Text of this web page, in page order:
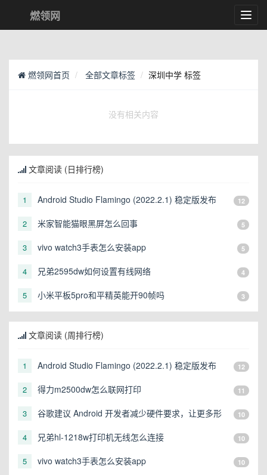
燃领网
燃领网首页 全部文章标签 深圳中学 标签
没有相关内容
文章阅读 (日排行榜)
1 Android Studio Flamingo (2022.2.1) 稳定版发布 12
2 米家智能猫眼黑屏怎么回事 5
3 vivo watch3手表怎么安装app 5
4 兄弟2595dw如何设置有线网络 4
5 小米平板5pro和平精英能开90帧吗 3
文章阅读 (周排行榜)
1 Android Studio Flamingo (2022.2.1) 稳定版发布 12
2 得力m2500dw怎么联网打印 11
3
谷歌建议 Android 开发者减少硬件要求，让更多形
10
4 兄弟hl-1218w打印机无线怎么连接 10
5 vivo watch3手表怎么安装app 10